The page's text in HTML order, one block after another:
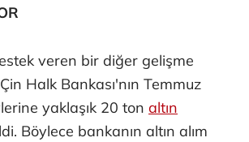
veren bir diğer gelişme
Halk Bankası'nın Temmuz
yaklaşık 20 ton altın
Böylece bankanın altın alım